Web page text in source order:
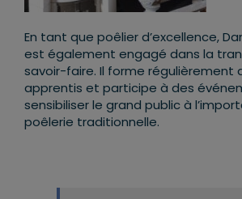
En tant que poêlier d’excellence,
est également engagé dans la
savoir-faire. Il forme régulièrement
apprentis et participe à des
sensibiliser le grand public à
poêlerie traditionnelle.